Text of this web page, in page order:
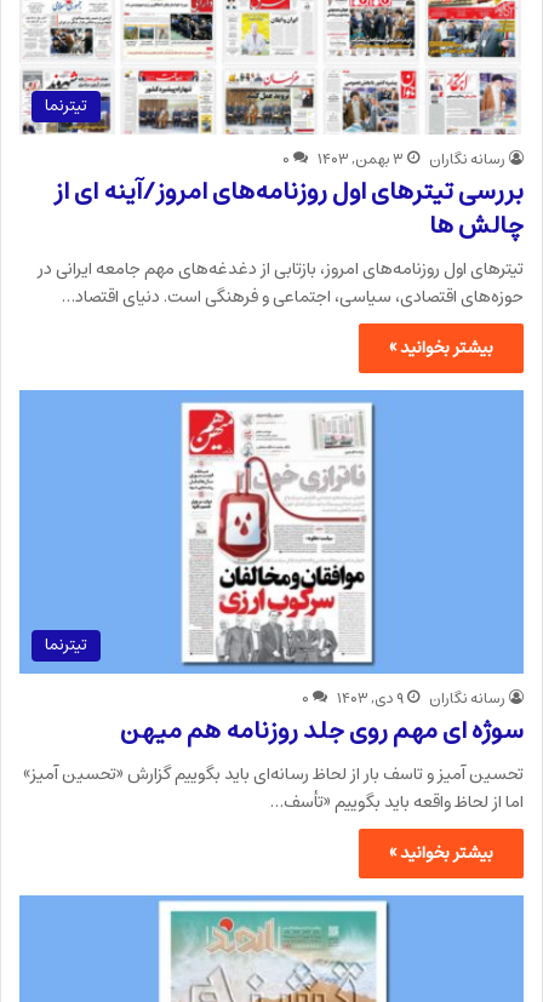
تیترنما
رسانه نگاران ۳ بهمن, ۱۴۰۳ ۰
بررسی تیترهای اول روزنامه‌های امروز/آینه ای از
چالش ها
تیترهای اول روزنامه‌های امروز، بازتابی از دغدغه‌های مهم جامعه ایرانی در
حوزه‌های اقتصادی، سیاسی، اجتماعی و فرهنگی است. دنیای اقتصاد…
بیشتر بخوانید »
تیترنما
رسانه نگاران ۹ دی, ۱۴۰۳ ۰
سوژه ای مهم روی جلد روزنامه هم میهن
تحسین آمیز و تاسف بار از لحاظ رسانه‌ای باید بگوییم گزارش «تحسین آمیز»
اما از لحاظ واقعه باید بگوییم «تأسف…
بیشتر بخوانید »